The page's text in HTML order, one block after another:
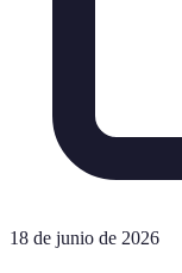
18 de junio de 2026